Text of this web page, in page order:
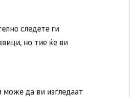
следете ги
но тие ќе ви
може да ви изгледаат